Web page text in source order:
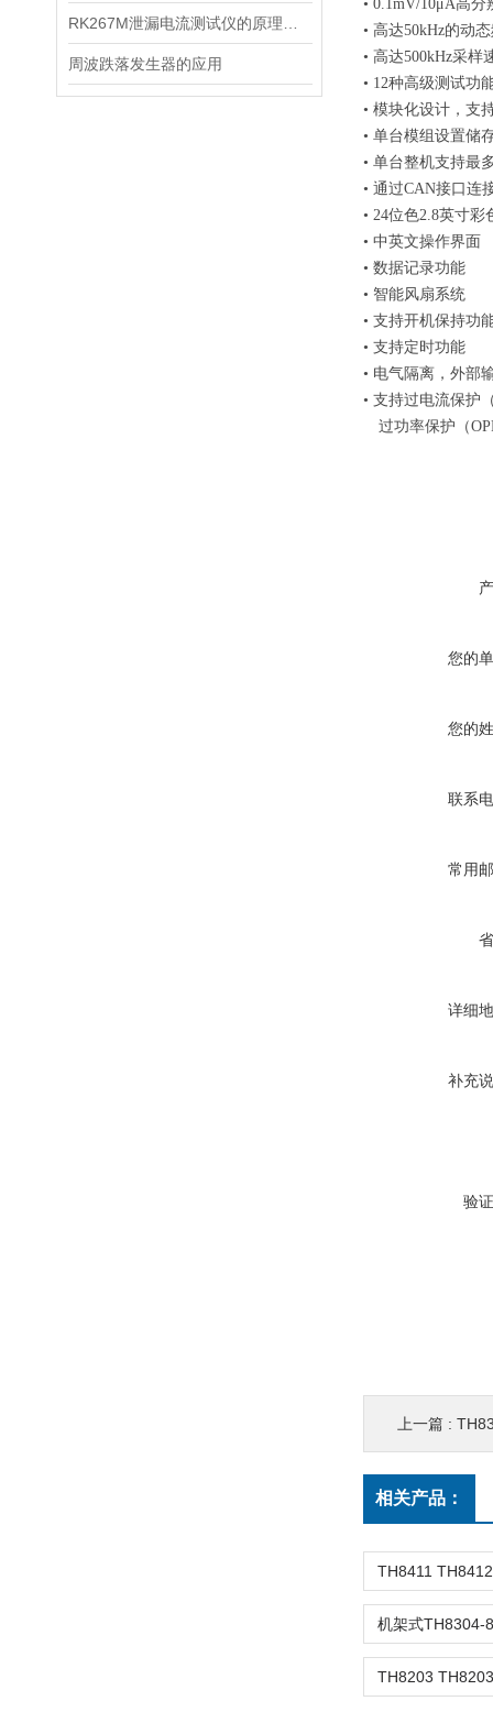
周波跌落发生器的应用
• 0.1mV/10μA高分
• 高达50kHz的动
• 高达500kHz采样
• 12种高级测试功
• 模块化设计，支
• 单台模组设置储
• 单台整机支持最
• 通过CAN接口连
• 24位色2.8英寸彩
• 中英文操作界面
• 数据记录功能
• 智能风扇系统
• 支持开机保持功
• 支持定时功能
• 电气隔离，外部
• 支持过电流保护
过功率保护（
您的
您的
联系
常用
详细
补充
验
上一篇 :
相关产品：